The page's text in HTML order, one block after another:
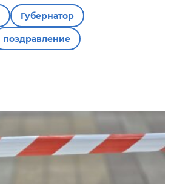
Губернатор
поздравление